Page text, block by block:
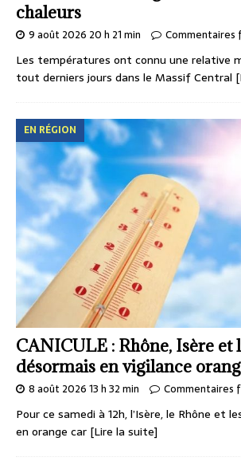
chaleurs
9 août 2026 20 h 21 min Commentaires
Les températures ont connu une relative
tout derniers jours dans le Massif Central
CANICULE : Rhône, Isère et
désormais en vigilance
EN RÉGION
8 août 2026 13 h 32 min Commentaires
Pour ce samedi à 12h, l’Isère, le Rhône et
en orange car [Lire la suite]